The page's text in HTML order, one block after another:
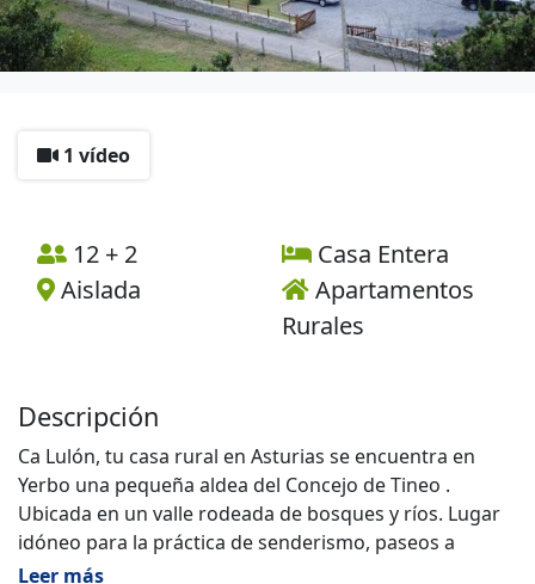
1 vídeo
12 + 2
Casa Entera
Aislada
Apartamentos
Rurales
Descripción
Ca Lulón, tu casa rural en Asturias se encuentra en
Yerbo una pequeña aldea del Concejo de Tineo .
Ubicada en un valle rodeada de bosques y ríos. Lugar
idóneo para la práctica de senderismo, paseos a
caballo, cicloturismo, caza y pesca, así como
Leer más